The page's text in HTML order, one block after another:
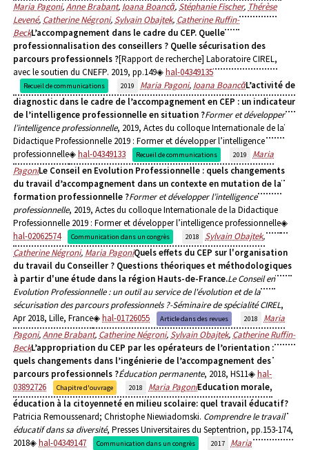
Maria Pagoni,Anne Brabant, Ioana Boancă, Stéphanie Fischer, Thérèse
Levené, Catherine Négroni, Sylvain Obajtek, Catherine Ruffin-
BeckL’accompagnement dans le cadre du CEP. Quelle
professionnalisation des conseillers ? Quelle sécurisation des
parcours professionnels ?[Rapport de recherche] Laboratoire CIREL,
avec le soutien du CNEFP. 2019, pp.149
hal-04349135
Recueil de communications 2019 Maria Pagoni, Ioana BoancăL’activité de
diagnostic dans le cadre de l’accompagnement en CEP : un indicateur
de l’intelligence professionnelle en situation ?Former et développer
l’intelligence professionnelle, 2019, Actes du colloque Internationale de la
Didactique Professionnelle 2019 : Former et développer l’intelligence
professionnelle
hal-04349133 Recueil de communications 2019
Maria
PagoniLe Conseil en Evolution Professionnelle : quels changements
du travail d’accompagnement dans un contexte en mutation de la
formation professionnelle ?Former et développer l’intelligence
professionnelle, 2019, Actes du colloque Internationale de la Didactique
Professionnelle 2019 : Former et développer l’intelligence professionnelle
hal-02062574
Communication dans un congrès 2018 Sylvain Obajtek,
Catherine Négroni, Maria PagoniQuels effets du CEP sur l'organisation
du travail du Conseiller ? Questions théoriques et méthodologiques
à partir d'une étude dans la région Hauts-de-France.Le Conseil en
Evolution Professionnelle : un outil au service de l'évolution et de la
sécurisation des parcours professionnels ?-Séminaire de spécialité CIREL,
Apr 2018, Lille, France
hal-01726055 Article dans des revues 2018
Maria
Pagoni,Anne Brabant, Catherine Négroni, Sylvain Obajtek, Catherine Ruffin-
BeckL’appropriation du CEP par les opérateurs de l’orientation :
quels changements dans l’ingénierie de l’accompagnement des
parcours professionnels ?Éducation permanente, 2018, HS11
hal-
03892726
Chapitre d'ouvrage 2018 Maria PagoniEducation morale,
éducation à la citoyenneté en milieu scolaire: quel travail éducatif?
Patricia Remoussenard; Christophe Niewiadomski. Comprendre le travail
éducatif dans sa diversité, Presses Universitaires du Septentrion, pp.153-174,
2018
hal-04349147 Communication dans un congrès 2017
Maria